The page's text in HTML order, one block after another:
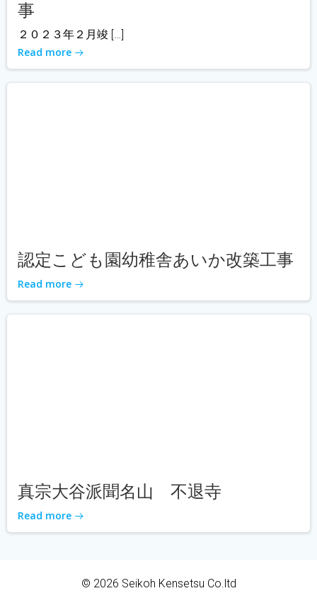
事
２０２３年２月竣 […]
Read more
認定こども園幼稚舎あいか改築工事
Read more
真宗大谷派聞名山 不退寺
Read more
© 2026 Seikoh Kensetsu Co.ltd